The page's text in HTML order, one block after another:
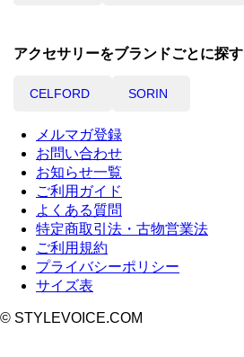
アクセサリーをブランドごとに探す
CELFORD SORIN
メルマガ登録
お問い合わせ
お知らせ一覧
ご利用ガイド
よくある質問
特定商取引法・古物営業法
ご利用規約
プライバシーポリシー
サイズ表
© STYLEVOICE.COM